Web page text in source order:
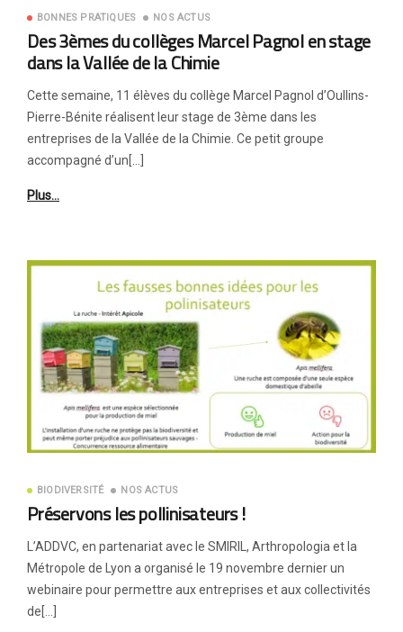
BONNES PRATIQUES NOS ACTUS
Des 3èmes du collèges Marcel Pagnol en stage
dans la Vallée de la Chimie
Cette semaine, 11 élèves du collège Marcel Pagnol d’Oullins-
Pierre-Bénite réalisent leur stage de 3ème dans les
entreprises de la Vallée de la Chimie. Ce petit groupe
accompagné d’un[…]
Plus…
BIODIVERSITÉ NOS ACTUS
Préservons les pollinisateurs !
L’ADDVC, en partenariat avec le SMIRIL, Arthropologia et la
Métropole de Lyon a organisé le 19 novembre dernier un
webinaire pour permettre aux entreprises et aux collectivités
de[…]